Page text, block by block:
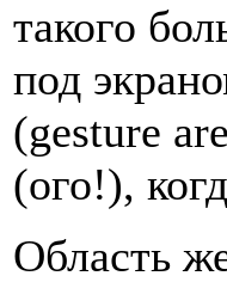
такого
под
(gesture
(ого!),
Область